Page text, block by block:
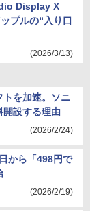
Display X
プルの“入り口
(2026/3/13)
トを加速。ソニ
開設する理由
(2026/2/24)
から「498円で
(2026/2/19)